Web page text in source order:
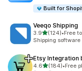
Built for
Veeqo Shipping
3.9เต็ม 5 ดาว
(124)
ทั้งหมด 124 รีวิว
•Free
Shipping
Etsy Integration
4.6เต็ม 5 ดาว
(184)
ทั้งหมด 184 รีวิว
•Free